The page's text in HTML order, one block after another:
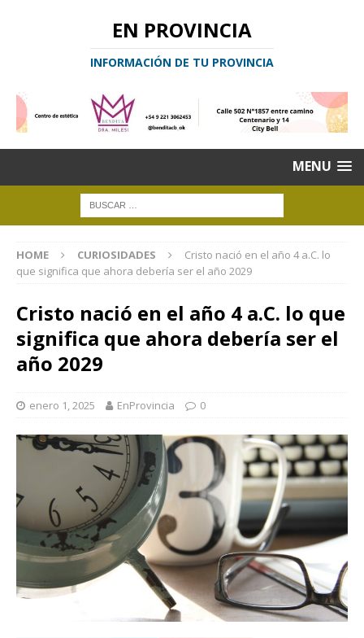
EN PROVINCIA
INFORMACIÓN DE TU PROVINCIA
MENU
HOME CURIOSIDADES
Cristo nació en el año 4 a.C. lo
que significa que ahora debería ser el año 2029
Cristo nació en el año 4 a.C. lo que
significa que ahora debería ser el
año 2029
enero 1, 2025 EnProvincia 0